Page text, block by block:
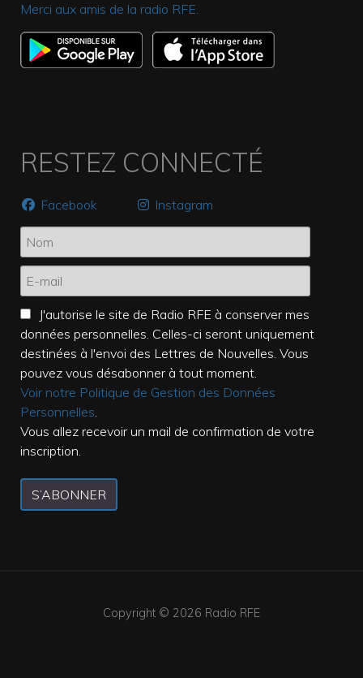
Merci aux amis de la radio RFE.
RESTEZ CONNECTÉ
Facebook Instagram
J'autorise le site de Radio RFE à conserver mes
données personnelles. Celles-ci seront uniquement
destinées à l'envoi des Lettres de Nouvelles. Vous
pouvez vous désabonner à tout moment.
Voir notre Politique de Gestion des Données
Personnelles.
Vous allez recevoir un mail de confirmation de votre
inscription.
S’ABONNER
Copyright © 2026 Radio RFE